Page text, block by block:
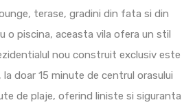
terase, gradini din fata si din
o piscina, aceasta vila ofera un stil
nou construit exclusiv este
doar 15 minute de centrul orasului
de plaje, oferind liniste si siguranta